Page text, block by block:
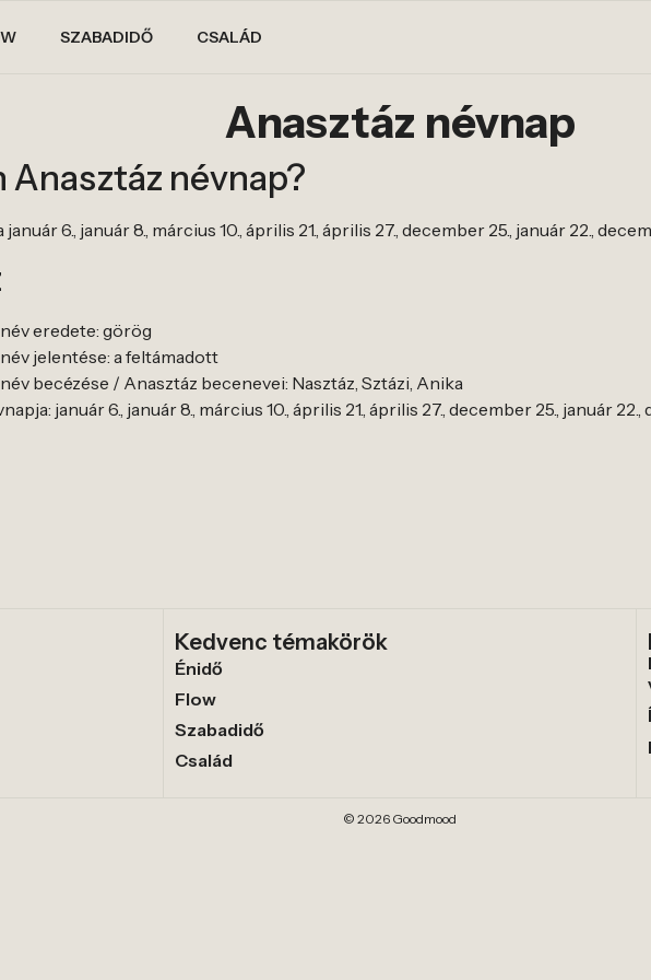
SZABADIDŐ CSALÁD
Anasztáz névnap
Anasztáz névnap?
6., január 8., március 10., április 21., április 27., december 25., január 22.,
eredete: görög
jelentése: a feltámadott
becézése / Anasztáz becenevei: Nasztáz, Sztázi, Anika
január 6., január 8., március 10., április 21., április 27., december 25., január 22.,
Kedvenc témakörök
Énidő
Flow
Szabadidő
Család
© 2026 Goodmood